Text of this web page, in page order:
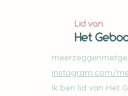
instagram.com/
​Ik ben lid van Het